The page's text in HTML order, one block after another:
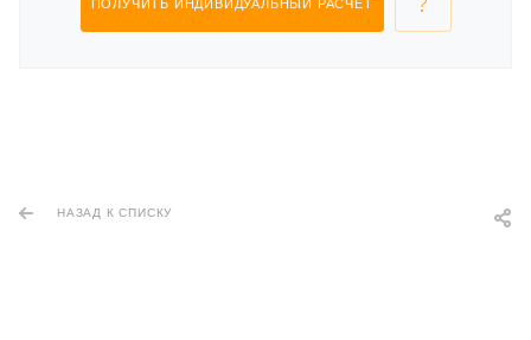
ПОЛУЧИТЬ ИНДИВИДУАЛЬНЫЙ РАСЧЕТ
НАЗАД К СПИСКУ